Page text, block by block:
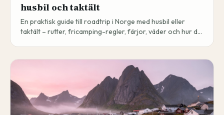
husbil och taktält
En praktisk guide till roadtrip i Norge med husbil eller
taktält – rutter, fricamping-regler, färjor, väder och hur du